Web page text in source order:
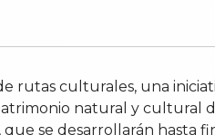
rutas culturales, una
natural y cultural
se desarrollarán hasta